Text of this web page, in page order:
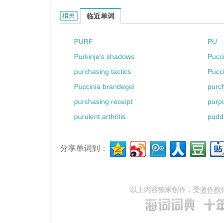
PUFAs的相关资料：
临近单词
PURF
PU
Purkinje's shadows
purchasing tactics
Puccinia brandegei
purchasing receipt
purulent arthritis
分享单词到：
以上内容独家创作，受著作权